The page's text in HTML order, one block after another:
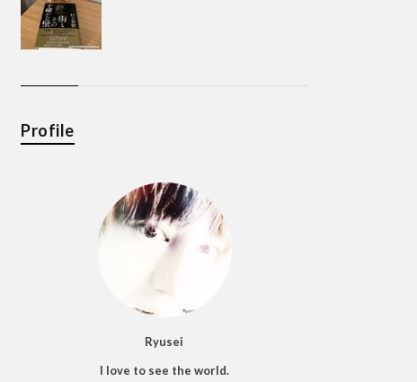
Profile
Ryusei
I love to see the world.